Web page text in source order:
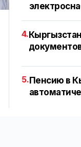
4.
5.Пенсию в